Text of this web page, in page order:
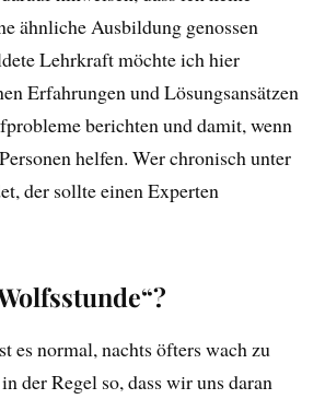
ähnliche Ausbildung genossen
Lehrkraft möchte ich hier
Erfahrungen und Lösungsansätzen
berichten und damit, wenn
helfen. Wer chronisch unter
der sollte einen Experten
es normal, nachts öfters wach zu
der Regel so, dass wir uns daran